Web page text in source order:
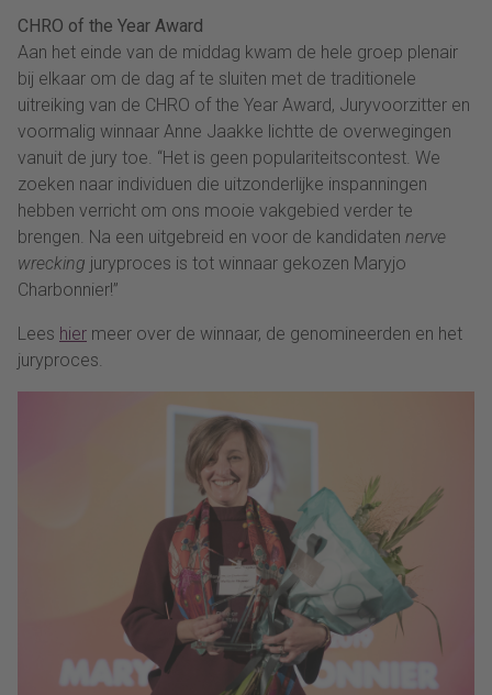
CHRO of the Year Award
Aan het einde van de middag kwam de hele groep plenair
bij elkaar om de dag af te sluiten met de traditionele
uitreiking van de CHRO of the Year Award, Juryvoorzitter en
voormalig winnaar Anne Jaakke lichtte de overwegingen
vanuit de jury toe. “Het is geen populariteitscontest. We
zoeken naar individuen die uitzonderlijke inspanningen
hebben verricht om ons mooie vakgebied verder te
brengen. Na een uitgebreid en voor de kandidaten nerve
wrecking juryproces is tot winnaar gekozen Maryjo
Charbonnier!”
Lees hier meer over de winnaar, de genomineerden en het
juryproces.